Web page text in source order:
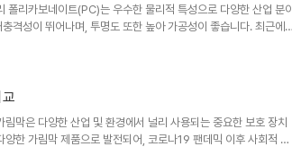
리카보네이트(PC)는 우수한 물리적 특성으로 다양한 산업 분
격성이 뛰어나며, 투명도 또한 높아 가공성이 좋습니다. 최근에는
한 생산에 대한 연구도 활발히 진행되고 있습니다. 글로벌 시장
막은 다양한 산업 및 환경에서 널리 사용되는 중요한 보호 장치
한 가림막 제품으로 발전되어, 코로나19 팬데믹 이후 사회적 거
재 시장은 다양한 종류의 렉산 가림막, 설치 방식, 추가 기능을